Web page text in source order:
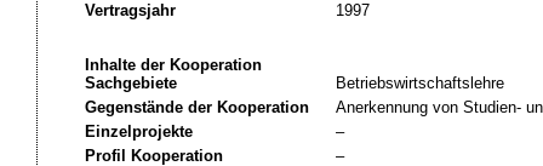
Vertragsjahr
1997
Inhalte der Kooperation
Sachgebiete
Betriebswirtschaftslehre
Gegenstände der Kooperation
Anerkennung von Studien-
Einzelprojekte
–
Profil Kooperation
–